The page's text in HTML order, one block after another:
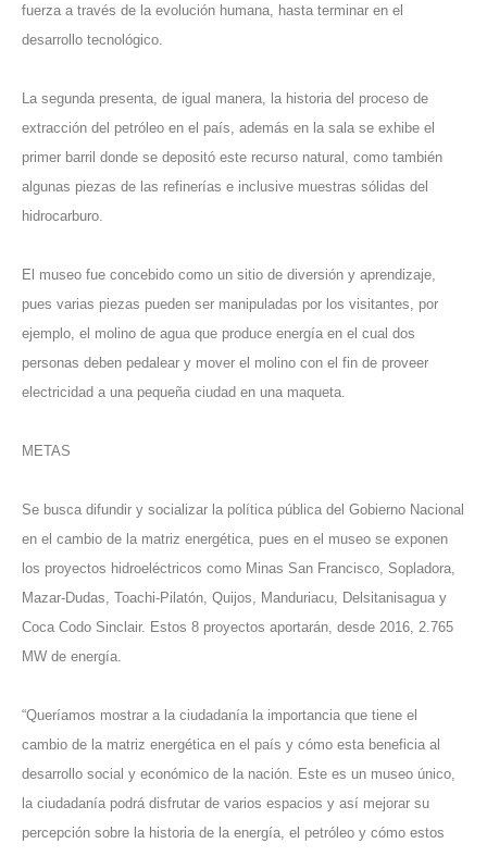
fuerza a través de la evolución humana, hasta terminar en el
desarrollo tecnológico.
La segunda presenta, de igual manera, la historia del proceso de
extracción del petróleo en el país, además en la sala se exhibe el
primer barril donde se depositó este recurso natural, como también
algunas piezas de las refinerías e inclusive muestras sólidas del
hidrocarburo.
El museo fue concebido como un sitio de diversión y aprendizaje,
pues varias piezas pueden ser manipuladas por los visitantes, por
ejemplo, el molino de agua que produce energía en el cual dos
personas deben pedalear y mover el molino con el fin de proveer
electricidad a una pequeña ciudad en una maqueta.
METAS
Se busca difundir y socializar la política pública del Gobierno Nacional
en el cambio de la matriz energética, pues en el museo se exponen
los proyectos hidroeléctricos como Minas San Francisco, Sopladora,
Mazar-Dudas, Toachi-Pilatón, Quijos, Manduriacu, Delsitanisagua y
Coca Codo Sinclair. Estos 8 proyectos aportarán, desde 2016, 2.765
MW de energía.
“Queríamos mostrar a la ciudadanía la importancia que tiene el
cambio de la matriz energética en el país y cómo esta beneficia al
desarrollo social y económico de la nación. Este es un museo único,
la ciudadanía podrá disfrutar de varios espacios y así mejorar su
percepción sobre la historia de la energía, el petróleo y cómo estos